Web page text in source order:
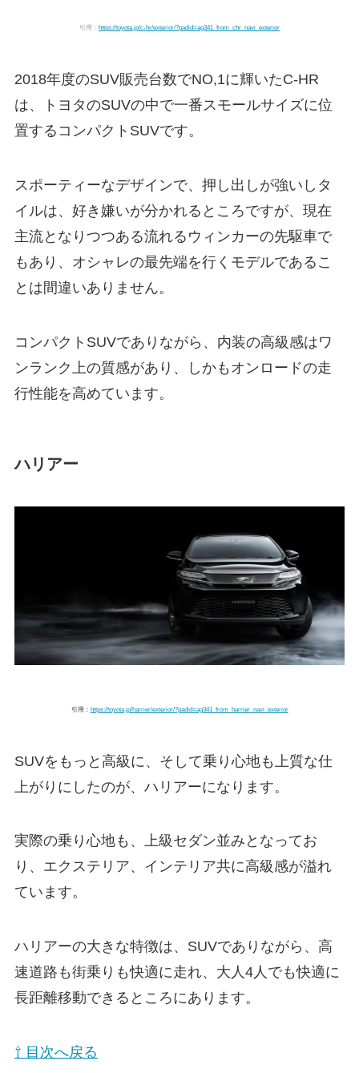
引用： https://toyota.jp/c-hr/exterior/?padid=ag341_from_chr_navi_exterior
2018年度のSUV販売台数でNO,1に輝いたC-HR
は、トヨタのSUVの中で一番スモールサイズに位
置するコンパクトSUVです。
スポーティーなデザインで、押し出しが強いしタ
イルは、好き嫌いが分かれるところですが、現在
主流となりつつある流れるウィンカーの先駆車で
もあり、オシャレの最先端を行くモデルであるこ
とは間違いありません。
コンパクトSUVでありながら、内装の高級感はワ
ンランク上の質感があり、しかもオンロードの走
行性能を高めています。
ハリアー
引用： https://toyota.jp/harrier/exterior/?padid=ag341_from_harrier_navi_exterior
SUVをもっと高級に、そして乗り心地も上質な仕
上がりにしたのが、ハリアーになります。
実際の乗り心地も、上級セダン並みとなってお
り、エクステリア、インテリア共に高級感が溢れ
ています。
ハリアーの大きな特徴は、SUVでありながら、高
速道路も街乗りも快適に走れ、大人4人でも快適に
長距離移動できるところにあります。
⇧ 目次へ戻る